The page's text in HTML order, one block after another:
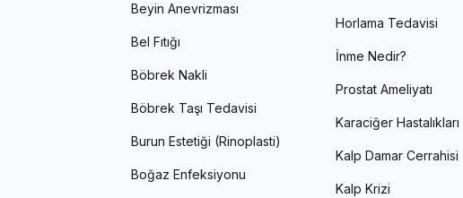
Beyin Anevrizması
Bel Fıtığı
Böbrek Nakli
Böbrek Taşı Tedavisi
Burun Estetiği (Rinoplasti)
Boğaz Enfeksiyonu
Horlama Tedavisi
İnme Nedir?
Prostat Ameliyatı
Karaciğer Hastalıkları
Kalp Damar Cerrahisi
Kalp Krizi